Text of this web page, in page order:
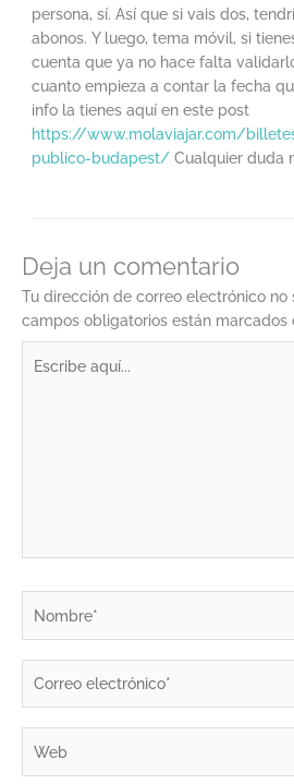
persona, sí. Así que si vais dos,
abonos. Y luego, tema móvil, si
cuenta que ya no hace falta
cuanto empieza a contar la fecha
info la tienes aquí en este post
https://www.molaviajar.com/
publico-budapest/ Cualquier duda
Deja un comentario
Tu dirección de correo electrónico no
campos obligatorios están marcados
aquí...
electrónico*